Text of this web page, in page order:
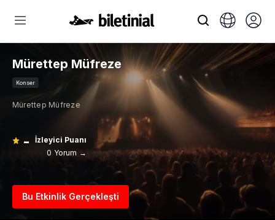
Mürettep Müfreze
Konser
Mürettep Müfreze
-
İzleyici Puanı
0 Yorum →
Bu Etkinlik Gerçekleşti